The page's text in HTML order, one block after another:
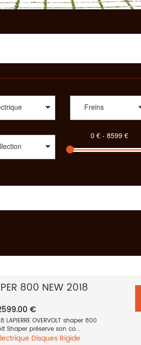
Freins
800 NEW 2018
€
LAPIERRE OVERVOLT shaper 800
Shaper préserve son co...
Disques Rigide